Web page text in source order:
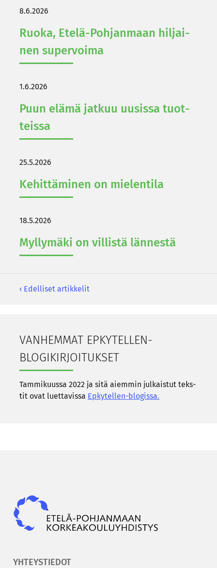
8.6.2026
Ruoka, Etelä-​Pohjanmaan hil­jai­
nen su­per­voi­ma
1.6.2026
Puun elämä jat­kuu uusis­sa tuot­
teis­sa
25.5.2026
Ke­hit­tä­mi­nen on mie­len­ti­la
18.5.2026
Myl­ly­mä­ki on vil­lis­tä län­nes­tä
Ar­
lien
se­
laus
‹ Edelliset artikkelit
VAN­HEM­MAT EPKYTELLEN-​
BLOGIKIRJOITUKSET
Tam­mi­kuus­sa 2022 ja sitä ai­em­min jul­kais­tut teks­
tit ovat luet­ta­vis­sa Epkytellen-​blogissa.
YHTEYSTIEDOT